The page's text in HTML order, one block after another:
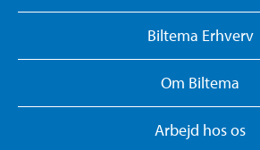
Biltema Erhverv
Om Biltema
Arbejd hos os